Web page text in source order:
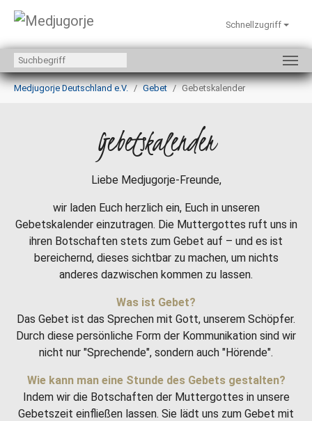
Zum Hauptinhalt springen
Schnellzugriff
Sie sind hier:
Medjugorje Deutschland e.V.
Gebet Gebetskalender
Gebetskalender
Liebe Medjugorje-Freunde,
wir laden Euch herzlich ein, Euch in unseren
Gebetskalender einzutragen. Die Muttergottes ruft uns in
ihren Botschaften stets zum Gebet auf – und es ist
bereichernd, dieses sichtbar zu machen, um nichts
anderes dazwischen kommen zu lassen.
Was ist Gebet?
Das Gebet ist das Sprechen mit Gott, unserem Schöpfer.
Durch diese persönliche Form der Kommunikation sind wir
nicht nur "Sprechende", sondern auch "Hörende".
Wie kann man eine Stunde des Gebets gestalten?
Indem wir die Botschaften der Muttergottes in unsere
Gebetszeit einfließen lassen. Sie lädt uns zum Gebet mit